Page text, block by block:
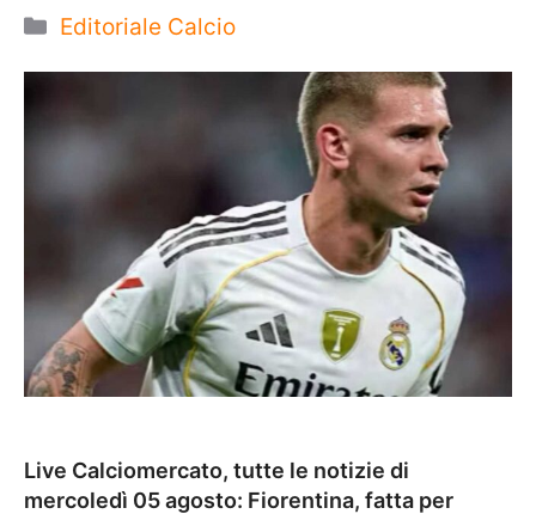
Categorie
Editoriale Calcio
Live Calciomercato, tutte le notizie di
mercoledì 05 agosto: Fiorentina, fatta per